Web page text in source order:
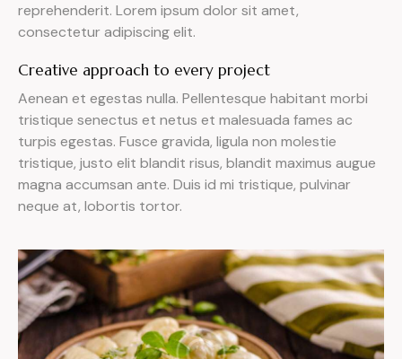
reprehenderit. Lorem ipsum dolor sit amet,
consectetur adipiscing elit.
Creative approach to every project
Aenean et egestas nulla. Pellentesque habitant morbi
tristique senectus et netus et malesuada fames ac
turpis egestas. Fusce gravida, ligula non molestie
tristique, justo elit blandit risus, blandit maximus augue
magna accumsan ante. Duis id mi tristique, pulvinar
neque at, lobortis tortor.